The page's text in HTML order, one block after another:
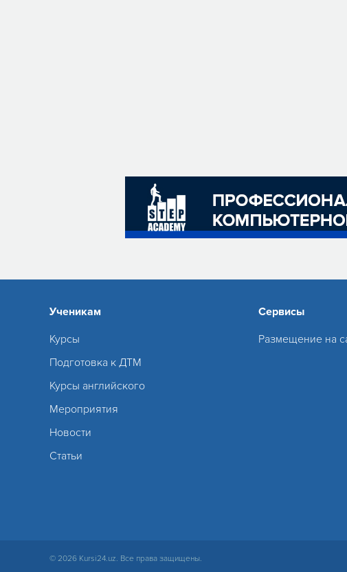
Ученикам
Курсы
Подготовка к ДТМ
Курсы английского
Мероприятия
Новости
Статьи
Сервисы
Размещение на
© 2026 Kursi24.uz. Все права защищены.